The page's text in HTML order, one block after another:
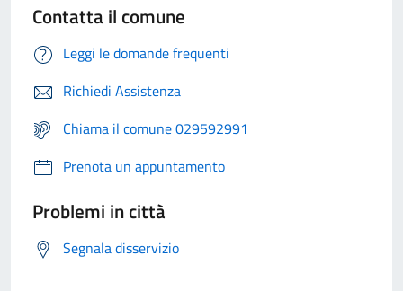
Contatta il comune
Leggi le domande frequenti
Richiedi Assistenza
Chiama il comune 029592991
Prenota un appuntamento
Problemi in città
Segnala disservizio